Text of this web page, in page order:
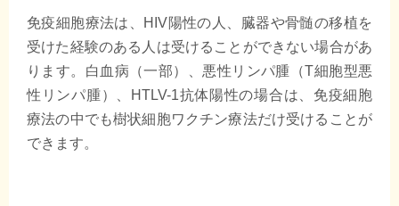
免疫細胞療法は、HIV陽性の人、臓器や骨髄の移植を
受けた経験のある人は受けることができない場合があ
ります。白血病（一部）、悪性リンパ腫（T細胞型悪
性リンパ腫）、HTLV-1抗体陽性の場合は、免疫細胞
療法の中でも樹状細胞ワクチン療法だけ受けることが
できます。